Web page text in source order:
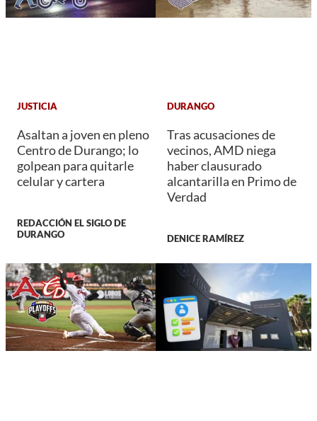
JUSTICIA
Asaltan a joven en pleno
Centro de Durango; lo
golpean para quitarle
celular y cartera
REDACCIÓN EL SIGLO DE
DURANGO
DURANGO
Tras acusaciones de
vecinos, AMD niega
haber clausurado
alcantarilla en Primo de
Verdad
DENICE RAMÍREZ